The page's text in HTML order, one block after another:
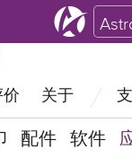
价 关于
配件 软件